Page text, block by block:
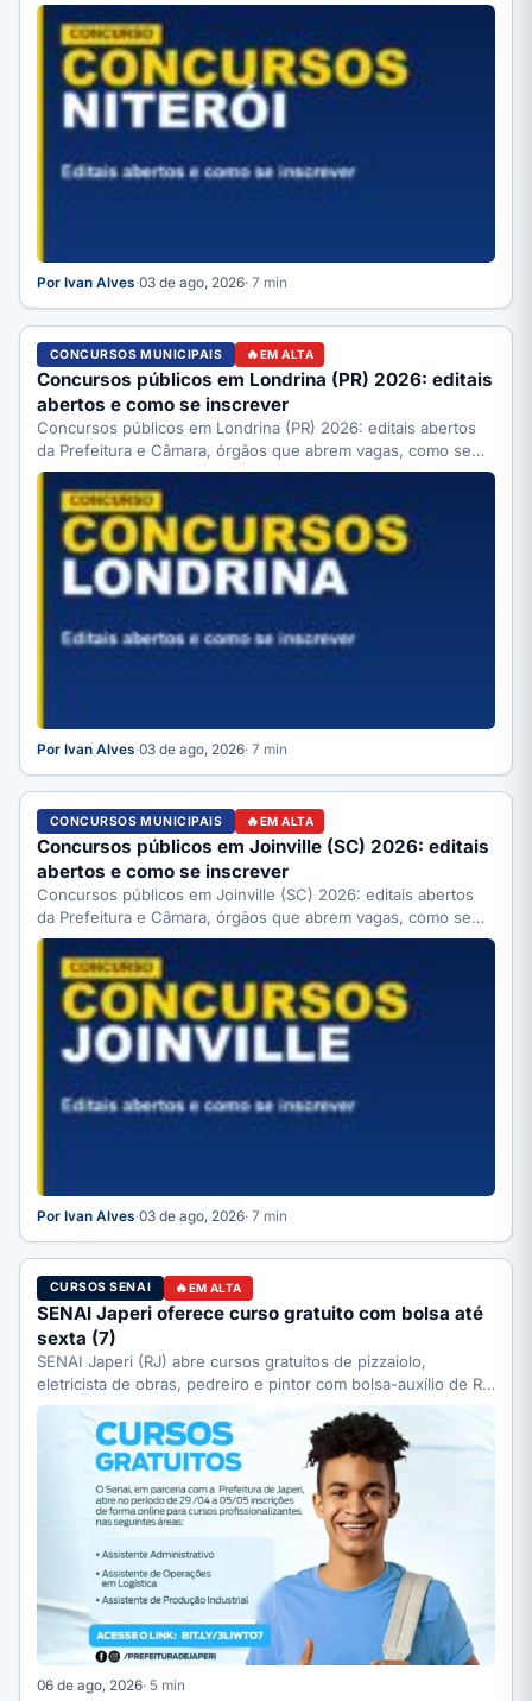
Por Ivan Alves·03 de ago, 2026· 7 min
CONCURSOS MUNICIPAIS EM ALTA
Concursos públicos em Londrina (PR) 2026: editais
abertos e como se inscrever
Concursos públicos em Londrina (PR) 2026: editais abertos
da Prefeitura e Câmara, órgãos que abrem vagas, como se…
Por Ivan Alves·03 de ago, 2026· 7 min
CONCURSOS MUNICIPAIS EM ALTA
Concursos públicos em Joinville (SC) 2026: editais
abertos e como se inscrever
Concursos públicos em Joinville (SC) 2026: editais abertos
da Prefeitura e Câmara, órgãos que abrem vagas, como se…
Por Ivan Alves·03 de ago, 2026· 7 min
CURSOS SENAI EM ALTA
SENAI Japeri oferece curso gratuito com bolsa até
sexta (7)
SENAI Japeri (RJ) abre cursos gratuitos de pizzaiolo,
eletricista de obras, pedreiro e pintor com bolsa-auxílio de R$
…
06 de ago, 2026· 5 min